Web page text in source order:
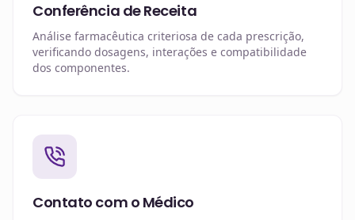
Conferência de Receita
Análise farmacêutica criteriosa de cada prescrição,
verificando dosagens, interações e compatibilidade
dos componentes.
Contato com o Médico